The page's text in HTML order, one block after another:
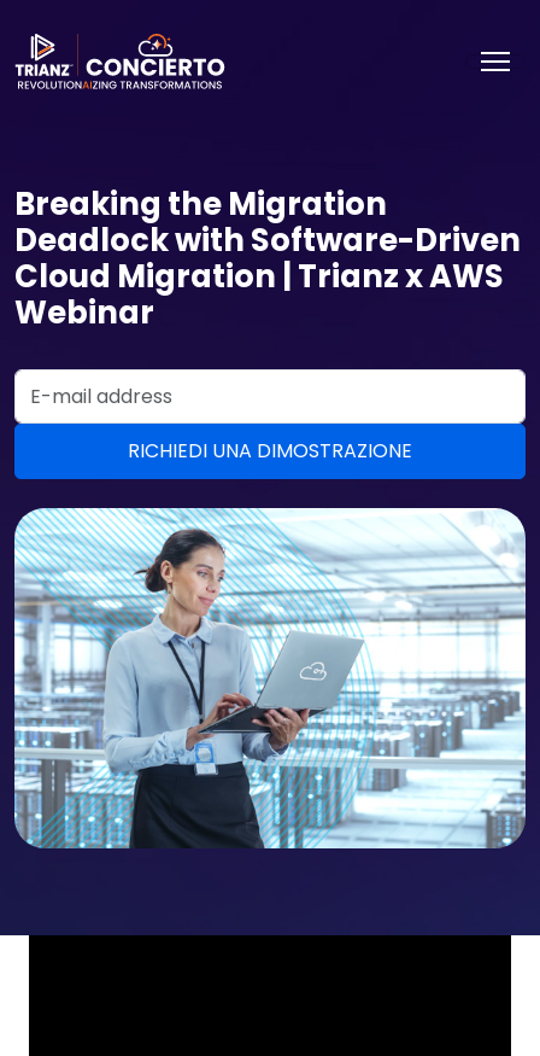
Breaking the Migration
Deadlock with Software-Driven
Cloud Migration | Trianz x AWS
Webinar
Email Address